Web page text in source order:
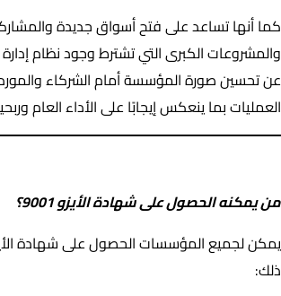
كما أنها تساعد على فتح أسواق جديدة
والمشروعات الكبرى التي تشترط وجود نظام
عن تحسين صورة المؤسسة أمام الشركاء
العمليات بما ينعكس إيجابًا على الأداء العام
من يمكنه الحصول على شهادة الأيزو 9001؟
ذلك: